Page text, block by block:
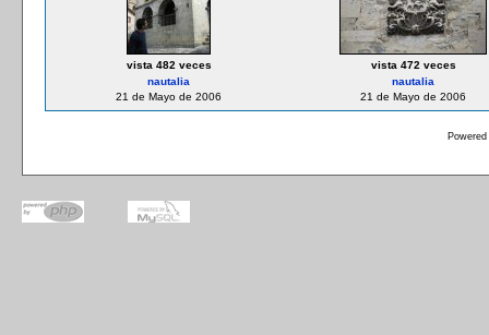
vista 482 veces
nautalia
21 de Mayo de 2006
vista 472 veces
nautalia
21 de Mayo de 2006